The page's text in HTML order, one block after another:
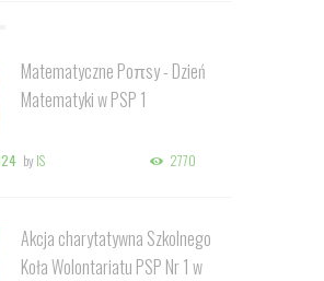
Matematyczne Poπsy - Dzień
Matematyki w PSP 1
by IS 2770
Akcja charytatywna Szkolnego
Koła Wolontariatu PSP Nr 1 w